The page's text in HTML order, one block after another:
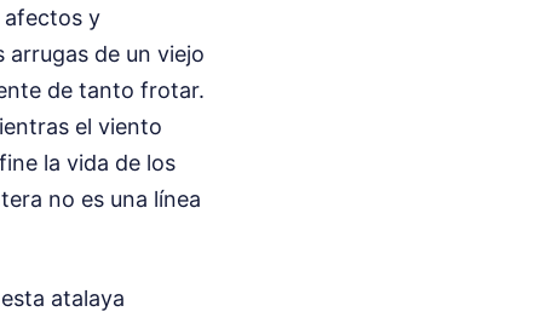
afectos y
arrugas de un viejo
de tanto frotar.
el viento
la vida de los
no es una línea
atalaya